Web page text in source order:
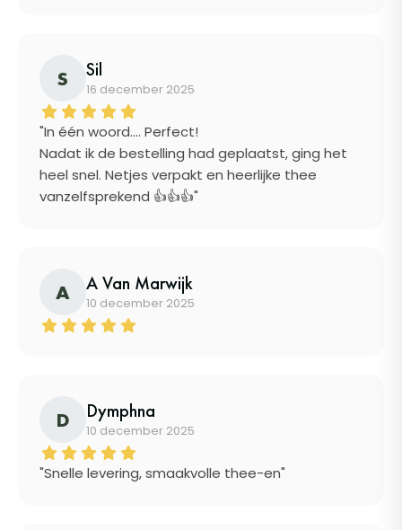
S Sil
16 december 2025
"In één woord.... Perfect!
Nadat ik de bestelling had geplaatst, ging het
heel snel. Netjes verpakt en heerlijke thee
vanzelfsprekend 👍👍👍"
A A Van Marwijk
10 december 2025
D Dymphna
10 december 2025
"Snelle levering, smaakvolle thee-en"